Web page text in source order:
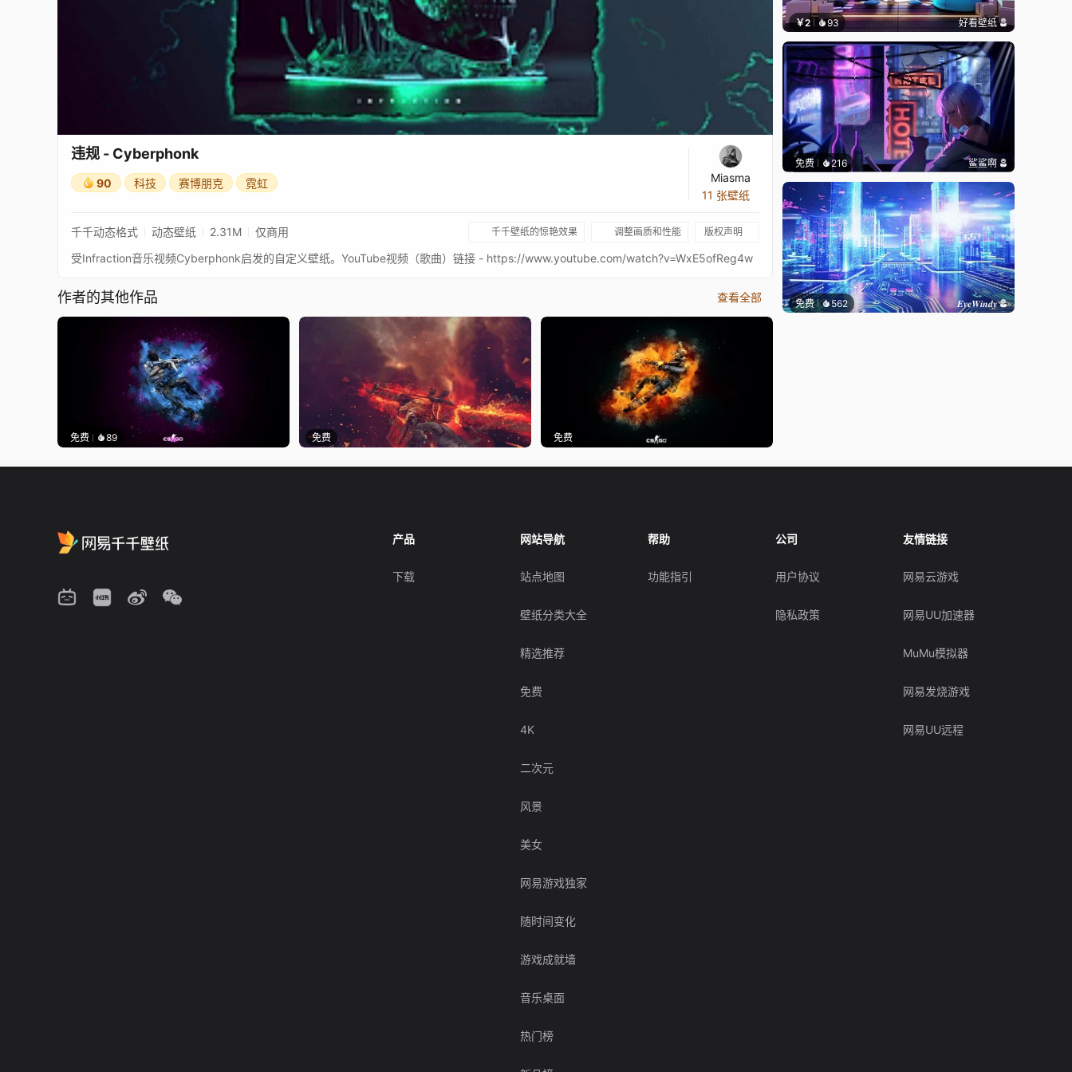
违规 - Cyberphonk
90 科技 赛博朋克 霓虹
Miasma
11 张壁纸
千千动态格式 动态壁纸 2.31M 仅商用 千千壁纸的惊艳效果 调整画质和性能 版权声明
受Infraction音乐视频Cyberphonk启发的自定义壁纸。YouTube视频（歌曲）链接 - https://www.youtube.com/watch?v=WxE5ofReg4w
作者的其他作品 查看全部
免费 89 免费 免费
￥2 93 好看壁纸
免费 216 鲨鲨啊
免费 562 𝑬𝒗𝒆𝑾𝒊𝒏𝒅𝒚
产品
下载
网站导航
站点地图
壁纸分类大全
精选推荐
免费
4K
二次元
风景
美女
网易游戏独家
随时间变化
游戏成就墙
音乐桌面
热门榜
帮助
功能指引
公司
用户协议
隐私政策
友情链接
网易云游戏
网易UU加速器
MuMu模拟器
网易发烧游戏
网易UU远程